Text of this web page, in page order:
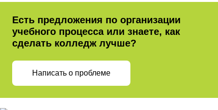
Есть предложения по организации
учебного процесса или знаете, как
сделать колледж лучше?
Написать о проблеме